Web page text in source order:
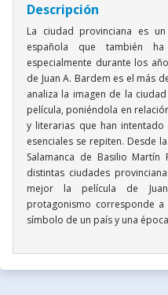
Descripción
La ciudad provinciana es
española que también
especialmente durante los
de Juan A. Bardem es el más
analiza la imagen de la
película, poniéndola en
y literarias que han
esenciales se repiten. Desde
Salamanca de Basilio
distintas ciudades
mejor la película de
protagonismo corresponde
símbolo de un país y una